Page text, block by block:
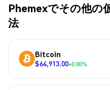
Phemexでその他の
法
Bitcoin
$64,913.00+0.00%